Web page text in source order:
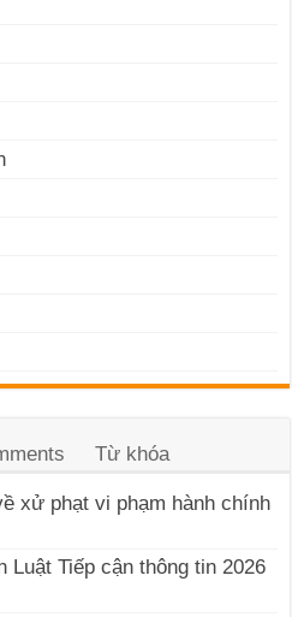
Từ khóa
xử phạt vi phạm hành chính
Tiếp cận thông tin 2026